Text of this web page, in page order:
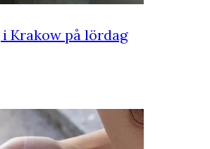
Krakow på lördag